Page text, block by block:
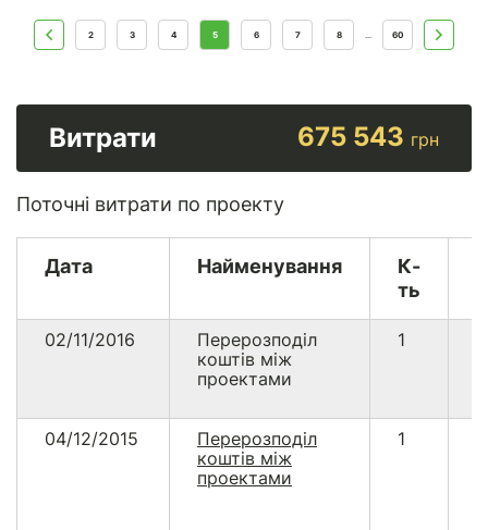
2 3 4 5 6 7 8 ... 60
Витрати 675 543 грн
Поточні витрати по проекту
Дата Найменування
К-
ть
02/11/2016
Перерозподіл
коштів між
проектами
1
04/12/2015
Перерозподіл
коштів між
проектами
1